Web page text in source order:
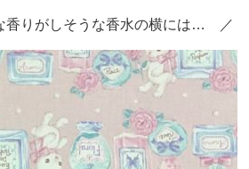
りがしそうな香水の横には… ／